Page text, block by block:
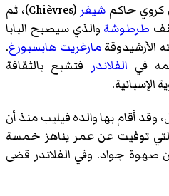
كروي حاكم شيفر
(Chièvres)، ثم
طرطوشة والذي سيصبح البابا
الأرشيدوقةمارغريت هابسبورغ.
في الفلاندر فتشبع بالثقافة
الإسبانية.
وقد أقام بها والده فيليب منذ أن
توفيت عن عمر يناهز خمسة
صهوة جواد. وفي الفلاندر قضى